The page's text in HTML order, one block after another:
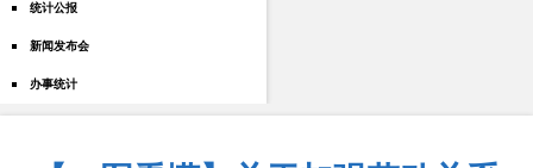
统计公报
新闻发布会
办事统计